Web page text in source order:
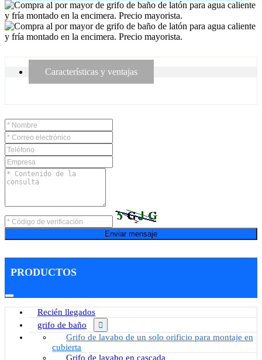
Características y ventajas
Enviar mensaje
PRODUCTOS
Recién llegados
grifo de baño
Grifo de lavabo de un solo orificio para montaje en
cubierta
Grifo de lavabo en cascada